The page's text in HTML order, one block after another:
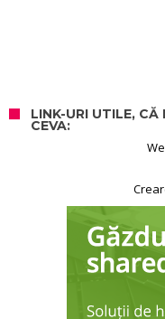
LINK-URI UTILE, CĂ
CEVA: